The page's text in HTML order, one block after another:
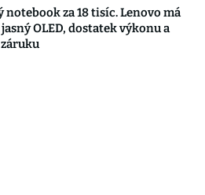
notebook za 18 tisíc. Lenovo má
OLED, dostatek výkonu a